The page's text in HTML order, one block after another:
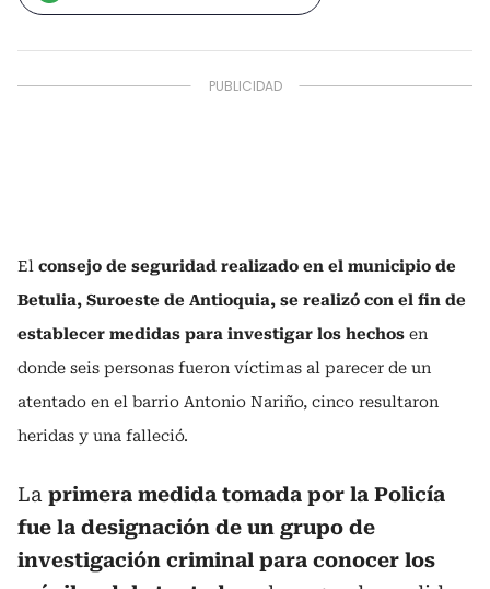
El consejo de seguridad realizado en el municipio de
Betulia, Suroeste de Antioquia, se realizó con el fin de
establecer medidas para investigar los hechos en
donde seis personas fueron víctimas al parecer de un
atentado en el barrio Antonio Nariño, cinco resultaron
heridas y una falleció.
La primera medida tomada por la Policía
fue la designación de un grupo de
investigación criminal para conocer los